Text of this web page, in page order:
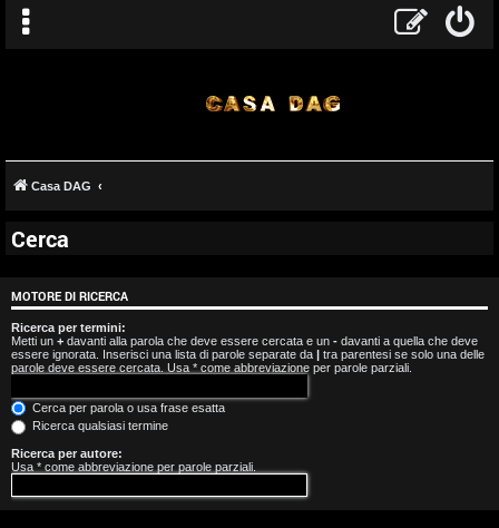
A
r
g
o
m
e
n
Casa DAG
Cerca
MOTORE DI RICERCA
Ricerca per termini:
Metti un + davanti alla parola che deve essere cercata e un - davanti a quella che deve
essere ignorata. Inserisci una lista di parole separate da | tra parentesi se solo una delle
parole deve essere cercata. Usa * come abbreviazione per parole parziali.
Cerca per parola o usa frase esatta
Ricerca qualsiasi termine
Ricerca per autore:
Usa * come abbreviazione per parole parziali.